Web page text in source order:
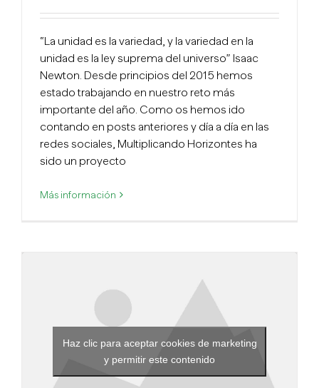
“La unidad es la variedad, y la variedad en la
unidad es la ley suprema del universo” Isaac
Newton. Desde principios del 2015 hemos
estado trabajando en nuestro reto más
importante del año. Como os hemos ido
contando en posts anteriores y día a día en las
redes sociales, Multiplicando Horizontes ha
sido un proyecto
Más información
Haz clic para aceptar cookies de marketing
y permitir este contenido